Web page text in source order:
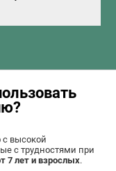
высокой
с трудностями при
7 лет и взрослых.